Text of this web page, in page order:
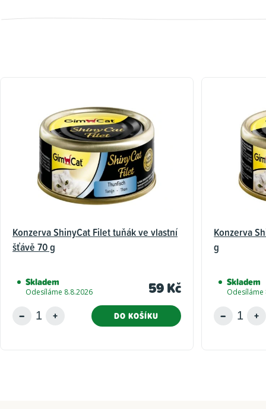
Konzerva ShinyCat Filet tuňák ve vlastní
šťávě 70 g
Skladem
Odesíláme 8.8.2026 59 Kč
DO KOŠÍKU
Konzerva
g
Skladem
Odesíláme